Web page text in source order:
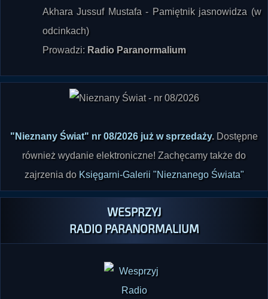
odcinkach)
Prowadzi:Radio Paranormalium
również wydanie elektroniczne! Zachęcamy także do
zajrzenia doKsięgarni-Galerii "Nieznanego Świata"
WESPRZYJ
RADIO PARANORMALIUM